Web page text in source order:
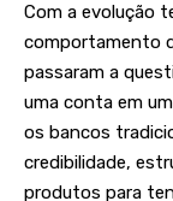
Com a evolução
comportamento
passaram a
uma conta em
os bancos
credibilidade,
produtos para